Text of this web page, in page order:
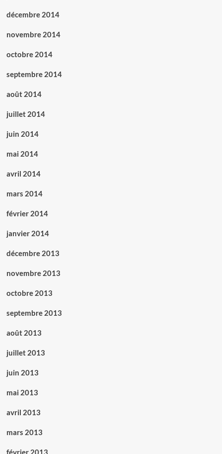
décembre 2014
novembre 2014
octobre 2014
septembre 2014
août 2014
juillet 2014
juin 2014
mai 2014
avril 2014
mars 2014
février 2014
janvier 2014
décembre 2013
novembre 2013
octobre 2013
septembre 2013
août 2013
juillet 2013
juin 2013
mai 2013
avril 2013
mars 2013